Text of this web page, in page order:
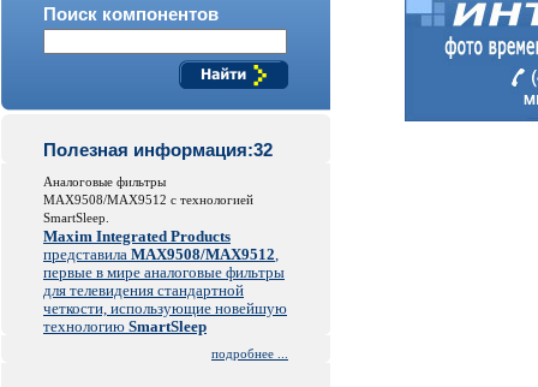
Поиск компонентов
Полезная информация:32
Аналоговые фильтры
MAX9508/MAX9512 с технологией
SmartSleep.
Maxim Integrated Products
представила MAX9508/MAX9512,
первые в мире аналоговые фильтры
для телевидения стандартной
четкости, использующие новейшую
технологию SmartSleep
подробнее ...